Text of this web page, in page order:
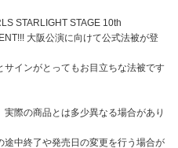
STARLIGHT STAGE 10th
大阪公演に向けて公式法被が登
サインがとってもお目立ちな法被です
際の商品とは多少異なる場合があり
中終了や発売日の変更を行う場合が